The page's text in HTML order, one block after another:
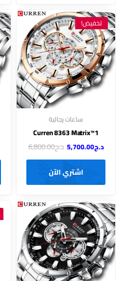
تخفيض!
ساعات رجالية
Curren 8363 Matrix™1
د.ج5,700.00 د.ج6,800.00
اشتري الآن